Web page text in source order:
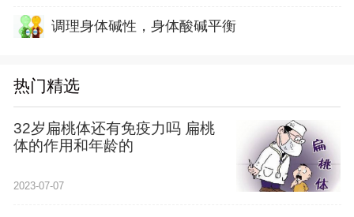
调理身体碱性，身体酸碱平衡
热门精选
32岁扁桃体还有免疫力吗 扁桃
体的作用和年龄的
2023-07-07